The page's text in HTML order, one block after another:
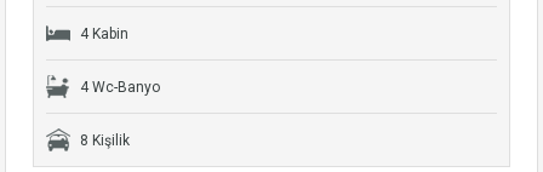
4 Kabin
4 Wc-Banyo
8 Kişilik